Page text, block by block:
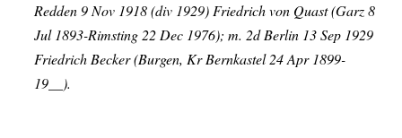
Redden 9 Nov 1918 (div 1929) Friedrich von Quast (Garz 8
Jul 1893-Rimsting 22 Dec 1976); m. 2d Berlin 13 Sep 1929
Friedrich Becker (Burgen, Kr Bernkastel 24 Apr 1899-
19__).